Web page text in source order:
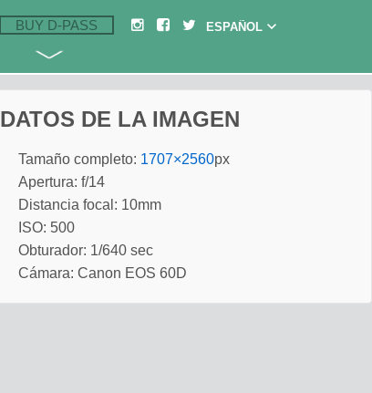
BUY D-PASS
DATOS DE LA IMAGEN
Tamaño completo: 1707×2560px
Apertura: f/14
Distancia focal: 10mm
ISO: 500
Obturador: 1/640 sec
Cámara: Canon EOS 60D